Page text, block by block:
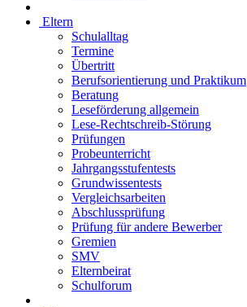
Eltern
Schulalltag
Termine
Übertritt
Berufsorientierung und Praktikum
Beratung
Leseförderung allgemein
Lese-Rechtschreib-Störung
Prüfungen
Probeunterricht
Jahrgangsstufentests
Grundwissentests
Vergleichsarbeiten
Abschlussprüfung
Prüfung für andere Bewerber
Gremien
SMV
Elternbeirat
Schulforum